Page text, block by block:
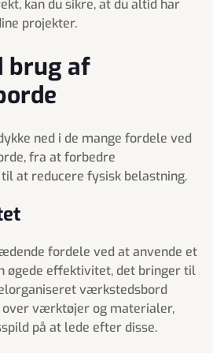
kan du sikre, at du altid har
projekter.
brug af
ned i de mange fordele ved
fra at forbedre
at reducere fysisk belastning.
fordele ved at anvende et
øgede effektivitet, det bringer til
værkstedsbord
værktøjer og materialer,
på at lede efter disse.